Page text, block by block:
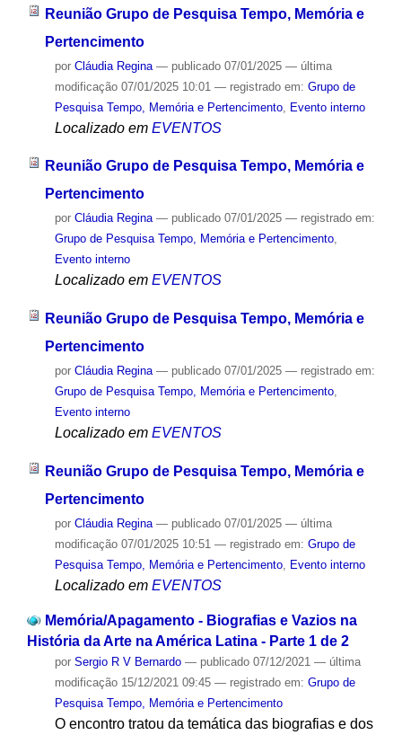
Reunião Grupo de Pesquisa Tempo, Memória e
Pertencimento
por Cláudia Regina — publicado07/01/2025 — última
modificação07/01/2025 10:01 — registrado em: Grupo de
Pesquisa Tempo, Memória e Pertencimento, Evento interno
Localizado em EVENTOS
Reunião Grupo de Pesquisa Tempo, Memória e
Pertencimento
por Cláudia Regina — publicado07/01/2025 — registrado em:
Grupo de Pesquisa Tempo, Memória e Pertencimento,
Evento interno
Localizado em EVENTOS
Reunião Grupo de Pesquisa Tempo, Memória e
Pertencimento
por Cláudia Regina — publicado07/01/2025 — registrado em:
Grupo de Pesquisa Tempo, Memória e Pertencimento,
Evento interno
Localizado em EVENTOS
Reunião Grupo de Pesquisa Tempo, Memória e
Pertencimento
por Cláudia Regina — publicado07/01/2025 — última
modificação07/01/2025 10:51 — registrado em: Grupo de
Pesquisa Tempo, Memória e Pertencimento, Evento interno
Localizado em EVENTOS
Memória/Apagamento - Biografias e Vazios na
História da Arte na América Latina - Parte 1 de 2
por Sergio R V Bernardo — publicado07/12/2021 — última
modificação15/12/2021 09:45 — registrado em: Grupo de
Pesquisa Tempo, Memória e Pertencimento
O encontro tratou da temática das biografias e dos